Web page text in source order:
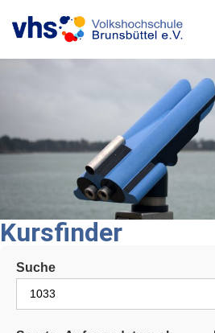
Kursfinder
Suche